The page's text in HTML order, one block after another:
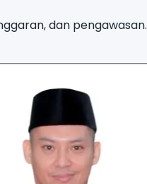
dan pengawasan.